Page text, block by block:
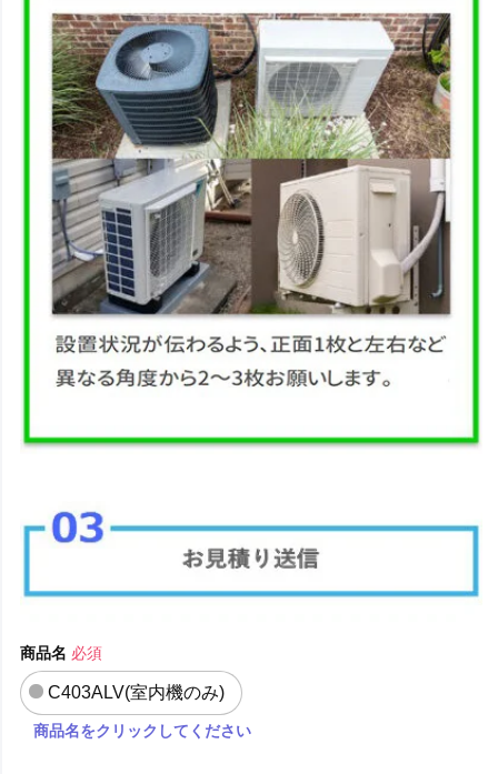
商品名 必須
C403ALV(室内機のみ)
商品名をクリックしてください